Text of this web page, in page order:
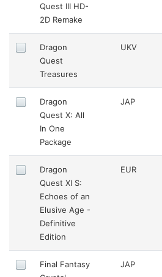
Quest III HD-
2D Remake
Dragon
Quest
Treasures
UKV
Dragon
Quest X: All
In One
Package
JAP
Dragon
Quest XI S:
Echoes of an
Elusive Age -
Definitive
Edition
EUR
Final Fantasy
JAP